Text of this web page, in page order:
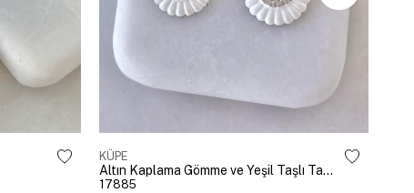
KÜPE
Altın Kaplama Gömme ve Yeşil Taşlı Tasarım Küpe Gümüş
17885